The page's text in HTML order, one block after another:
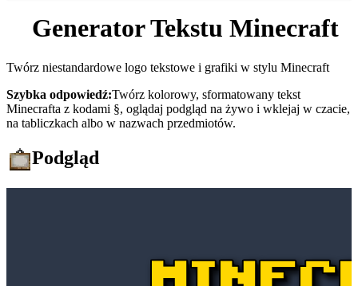
Generator Tekstu Minecraft
Twórz niestandardowe logo tekstowe i grafiki w stylu Minecraft
Szybka odpowiedź:Twórz kolorowy, sformatowany tekst
Minecrafta z kodami §, oglądaj podgląd na żywo i wklejaj w czacie,
na tabliczkach albo w nazwach przedmiotów.
Podgląd